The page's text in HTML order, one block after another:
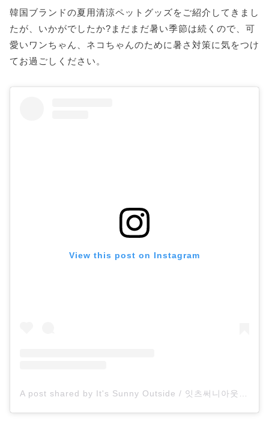
韓国ブランドの夏用清涼ペットグッズをご紹介してきまし
たが、いかがでしたか?まだまだ暑い季節は続くので、可
愛いワンちゃん、ネコちゃんのために暑さ対策に気をつけ
てお過ごしください。
View this post on Instagram